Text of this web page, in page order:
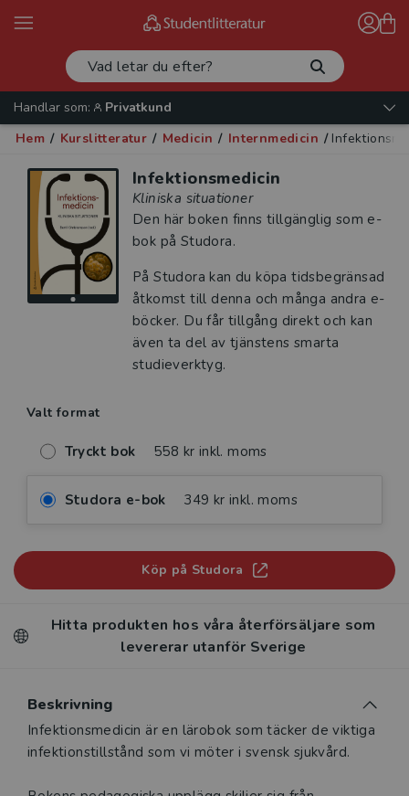
Handlar som:
Privatkund
Hem / Kurslitteratur / Medicin / Internmedicin /
Infektionsmedicin
Kliniska situationer
Den här boken finns tillgänglig som e-
bok på Studora.
På Studora kan du köpa tidsbegränsad
åtkomst till denna och många andra e-
böcker. Du får tillgång direkt och kan
även ta del av tjänstens smarta
studieverktyg.
Valt format
Tryckt bok 558 kr inkl. moms
Studora e-bok 349 kr inkl. moms
Köp på Studora
Hitta produkten hos våra återförsäljare som
levererar utanför Sverige
Beskrivning
Beskrivning
Infektionsmedicin är en lärobok som täcker de viktiga
infektionstillstånd som vi möter i svensk sjukvård.